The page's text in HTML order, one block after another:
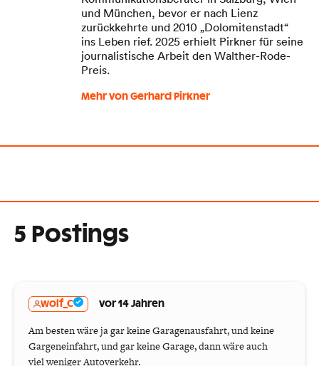
und München, bevor er nach Lienz
zurückkehrte und 2010 „Dolomitenstadt“
ins Leben rief. 2025 erhielt Pirkner für seine
journalistische Arbeit den Walther-Rode-
Preis.
Mehr von Gerhard Pirkner
5 Postings
wolf_C vor 14 Jahren
Am besten wäre ja gar keine Garagenausfahrt, und keine
Gargeneinfahrt, und gar keine Garage, dann wäre auch
viel weniger Autoverkehr.